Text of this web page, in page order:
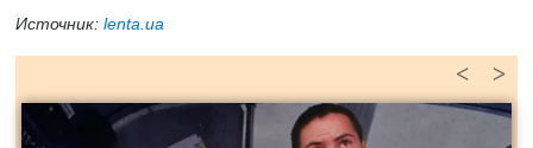
Источник: lenta.ua
>
<